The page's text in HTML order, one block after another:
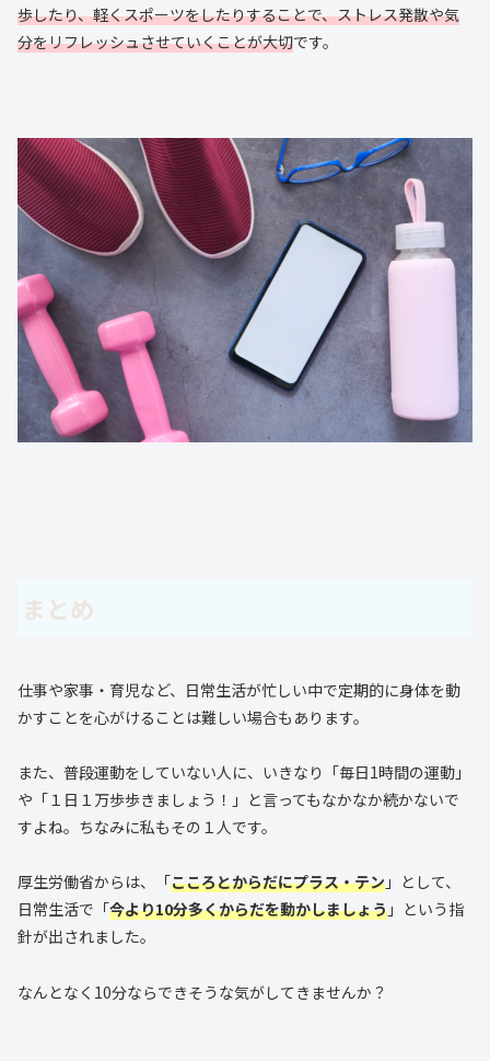
歩したり、軽くスポーツをしたりすることで、ストレス発散や気
分をリフレッシュさせていくことが大切です。
まとめ
仕事や家事・育児など、日常生活が忙しい中で定期的に身体を動
かすことを心がけることは難しい場合もあります。
また、普段運動をしていない人に、いきなり「毎日1時間の運動」
や「１日１万歩歩きましょう！」と言ってもなかなか続かないで
すよね。ちなみに私もその１人です。
厚生労働省からは、「こころとからだにプラス・テン 」として、
日常生活で「今より10分多くからだを動かしましょう 」という指
針が出されました。
なんとなく10分ならできそうな気がしてきませんか？